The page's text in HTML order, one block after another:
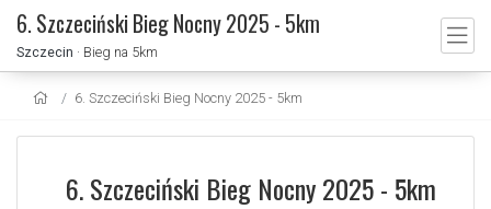
6. Szczeciński Bieg Nocny 2025 - 5km
Szczecin · Bieg na 5km
6. Szczeciński Bieg Nocny 2025 - 5km
6. Szczeciński Bieg Nocny 2025 - 5km